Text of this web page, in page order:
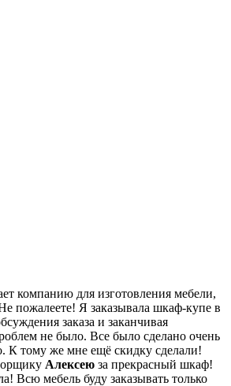
компанию для изготовления мебели,
пожалеете! Я заказывала шкаф-купе в
заказа и заканчивая
не было. Все было сделано очень
К тому же мне ещё скидку сделали!
Алексею за прекрасный шкаф!
Всю мебель буду заказывать только